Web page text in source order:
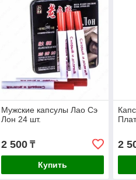
Мужские капсулы Лао Сэ
Лон 24 шт.
2 500₸
Купить
2